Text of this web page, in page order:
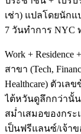
เช่า) แปลโดยนักแ
7 วันทำการ NYC
Work +
สาขา (Tech,
Healthcare) ตัวเ
ไต้หวันดูลึกกว่านั้น
สม่ำเสมอของกร
เป็นฟรีแลนซ์/เจ้า